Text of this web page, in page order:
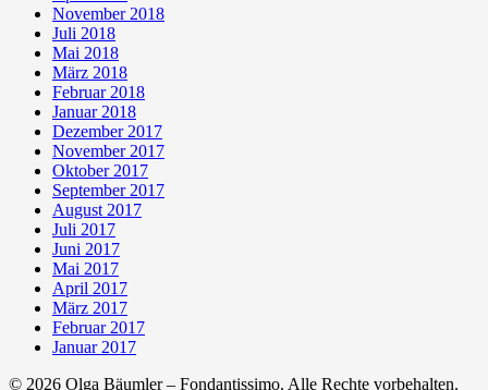
November 2018
Juli 2018
Mai 2018
März 2018
Februar 2018
Januar 2018
Dezember 2017
November 2017
Oktober 2017
September 2017
August 2017
Juli 2017
Juni 2017
Mai 2017
April 2017
März 2017
Februar 2017
Januar 2017
© 2026 Olga Bäumler – Fondantissimo. Alle Rechte vorbehalten.